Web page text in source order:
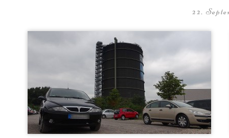
22.